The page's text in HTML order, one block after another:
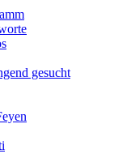
gesucht